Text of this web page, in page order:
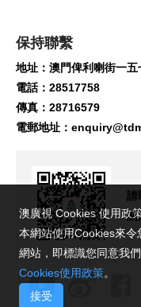
保持聯繫
地址：澳門俾利喇街一
電話：28517758
傳真：28716579
電郵地址：
請
關
澳廣視 Cookies 使用政
本網站使用Cookies來
網站，即標識您同意我
Cookies使用政策。
接受